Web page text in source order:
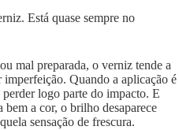
Está quase sempre no
mal preparada, o verniz tende a
Quando a aplicação é
logo parte do impacto. E
a cor, o brilho desaparece
sensação de frescura.